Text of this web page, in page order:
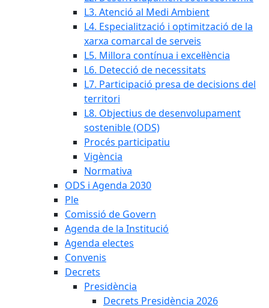
L3. Atenció al Medi Ambient
L4. Especialització i optimització de la
xarxa comarcal de serveis
L5. Millora contínua i excel·lència
L6. Detecció de necessitats
L7. Participació presa de decisions del
territori
L8. Objectius de desenvolupament
sostenible (ODS)
Procés participatiu
Vigència
Normativa
ODS i Agenda 2030
Ple
Comissió de Govern
Agenda de la Institució
Agenda electes
Convenis
Decrets
Presidència
Decrets Presidència 2026